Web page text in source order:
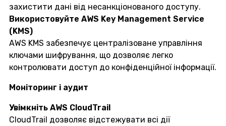
захистити дані від несанкціонованого доступу.
Використовуйте AWS Key Management Service
(KMS)
AWS KMS забезпечує централізоване управління
ключами шифрування, що дозволяє легко
контролювати доступ до конфіденційної інформації.
Моніторинг і аудит
Увімкніть AWS CloudTrail
CloudTrail дозволяє відстежувати всі дії